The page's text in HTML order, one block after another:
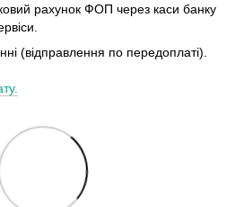
рахунок ФОП через каси банку
(відправлення по передоплаті).